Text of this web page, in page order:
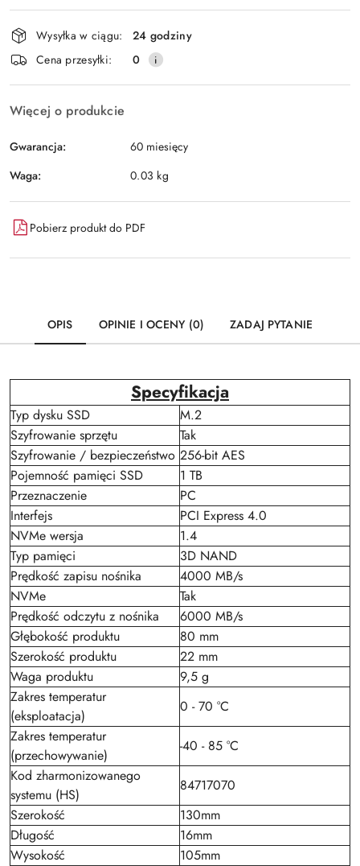
Wyślij
Dostępność
i
dostawa
Wysyłka w ciągu:
24 godziny
Cena przesyłki:
0
Więcej o produkcie
Gwarancja:
60 miesięcy
Waga:
0.03 kg
Pobierz produkt do PDF
OPIS OPINIE I OCENY (0) ZADAJ PYTANIE
Specyfikacja
Typ dysku SSD
M.2
Szyfrowanie sprzętu
Tak
Szyfrowanie / bezpieczeństwo 256-bit AES
Pojemność pamięci SSD
1 TB
Przeznaczenie
PC
Interfejs
PCI Express 4.0
NVMe wersja
1.4
Typ pamięci
3D NAND
Prędkość zapisu nośnika
4000 MB/s
NVMe
Tak
Prędkość odczytu z nośnika
6000 MB/s
Głębokość produktu
80 mm
Szerokość produktu
22 mm
Waga produktu
9,5 g
Zakres temperatur
(eksploatacja)
0 - 70 °C
Zakres temperatur
(przechowywanie)
-40 - 85 °C
Kod zharmonizowanego
systemu (HS)
84717070
Szerokość
130mm
Długość
16mm
Wysokość
105mm